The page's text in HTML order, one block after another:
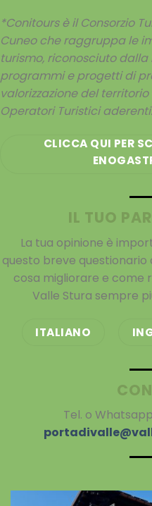
*Conitours è il Consorzio
Cuneo che raggruppa le
turismo, riconosciuto
programmi e progetti di
valorizzazione del
Operatori Turistici aderenti.
CLICCA QUI PER
IL TUO
La tua opinione è
questo breve questionario
cosa migliorare e come
Valle Stura sempre
ITALIANO
Tel. o